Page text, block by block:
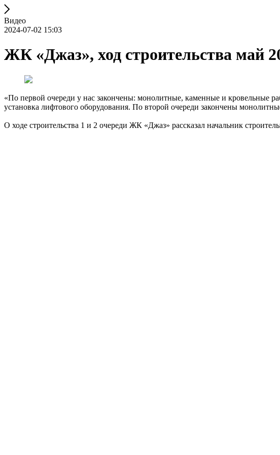
Видео
2024-07-02 15:03
ЖК «Джаз», ход строительства май
«По первой очереди у нас закончены: монолитные, каменные и кровельные
установка лифтового оборудования. По второй очереди закончены
О ходе строительства 1 и 2 очереди ЖК «Джаз» рассказал начальник